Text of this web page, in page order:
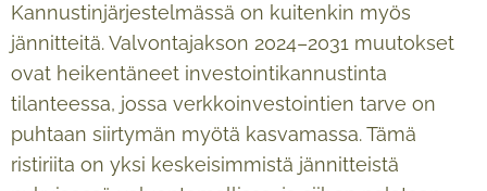
Kannustinjärjestelmässä on kuitenkin myös
jännitteitä. Valvontajakson 2024–2031 muutokset
ovat heikentäneet investointikannustinta
tilanteessa, jossa verkkoinvestointien tarve on
puhtaan siirtymän myötä kasvamassa. Tämä
ristiriita on yksi keskeisimmistä jännitteistä